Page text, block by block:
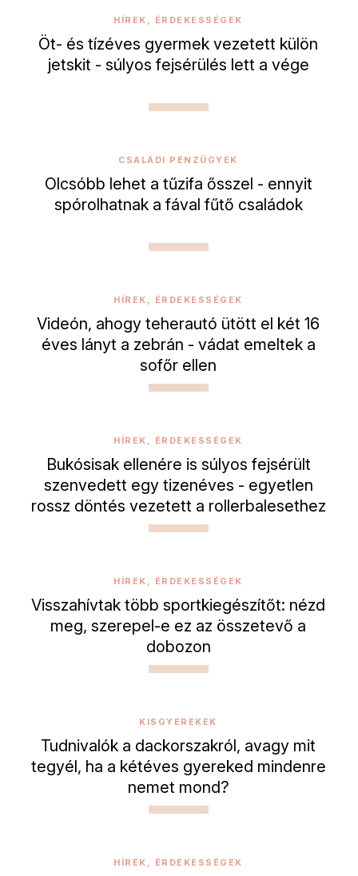
HÍREK, ÉRDEKESSÉGEK
Öt- és tízéves gyermek vezetett külön
jetskit - súlyos fejsérülés lett a vége
CSALÁDI PÉNZÜGYEK
Olcsóbb lehet a tűzifa ősszel - ennyit
spórolhatnak a fával fűtő családok
HÍREK, ÉRDEKESSÉGEK
Videón, ahogy teherautó ütött el két 16
éves lányt a zebrán - vádat emeltek a
sofőr ellen
HÍREK, ÉRDEKESSÉGEK
Bukósisak ellenére is súlyos fejsérült
szenvedett egy tizenéves - egyetlen
rossz döntés vezetett a rollerbalesethez
HÍREK, ÉRDEKESSÉGEK
Visszahívtak több sportkiegészítőt: nézd
meg, szerepel-e ez az összetevő a
dobozon
KISGYEREKEK
Tudnivalók a dackorszakról, avagy mit
tegyél, ha a kétéves gyereked mindenre
nemet mond?
HÍREK, ÉRDEKESSÉGEK